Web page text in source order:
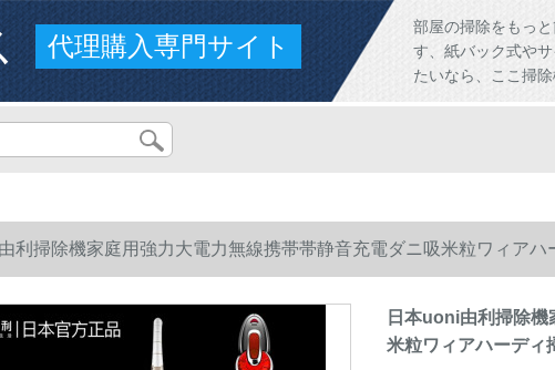
代理購入専門サイト
部屋の掃除をもっ
す、紙バック式や
たいなら、ここ掃
利掃除機家庭用強力大電力無線携帯帯静音充電ダニ吸米粒ワィアハ
日本uoni由利掃除機
米粒ワィアハーディ